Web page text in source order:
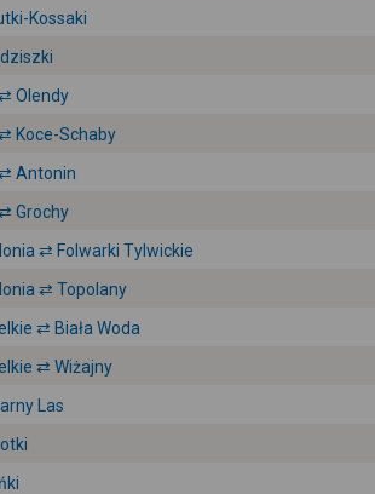
Kossaki
Olendy
Koce-Schaby
Antonin
Grochy
⇄ Folwarki Tylwickie
⇄ Topolany
⇄ Biała Woda
⇄ Wiżajny
Las